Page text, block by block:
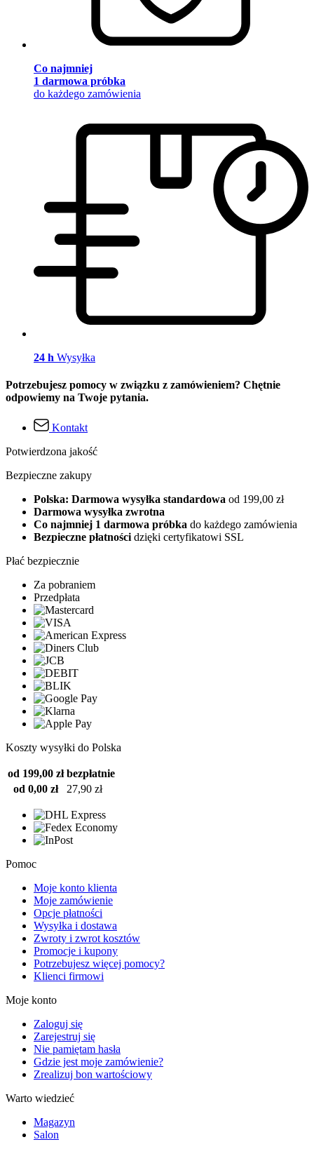
Co najmniej
1 darmowa próbka
do każdego zamówienia
24 h Wysyłka
Potrzebujesz pomocy w związku z zamówieniem? Chętnie
odpowiemy na Twoje pytania.
Kontakt
Potwierdzona jakość
Bezpieczne zakupy
Polska: Darmowa wysyłka standardowa od 199,00 zł
Darmowa wysyłka zwrotna
Co najmniej 1 darmowa próbka do każdego zamówienia
Bezpieczne płatności dzięki certyfikatowi SSL
Płać bezpiecznie
Za pobraniem
Przedpłata
Koszty wysyłki do Polska
od 199,00 zł bezpłatnie
od 0,00 zł
27,90 zł
Pomoc
Moje konto klienta
Moje zamówienie
Opcje płatności
Wysyłka i dostawa
Zwroty i zwrot kosztów
Promocje i kupony
Potrzebujesz więcej pomocy?
Klienci firmowi
Moje konto
Zaloguj się
Zarejestruj się
Nie pamiętam hasła
Gdzie jest moje zamówienie?
Zrealizuj bon wartościowy
Warto wiedzieć
Magazyn
Salon